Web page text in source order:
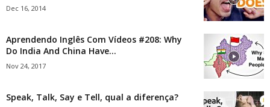
Dec 16, 2014
Aprendendo Inglês Com Vídeos #208: Why
Do India And China Have...
Nov 24, 2017
Speak, Talk, Say e Tell, qual a diferença?